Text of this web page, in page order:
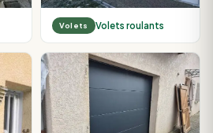
Volets Volets roulants